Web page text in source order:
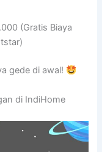
(Gratis Biaya
gede di awal!
di IndiHome